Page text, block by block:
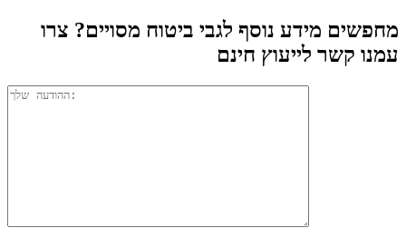
מחפשים מידע נוסף לגבי ביטוח מסויים? צרו
עמנו קשר לייעוץ חינם